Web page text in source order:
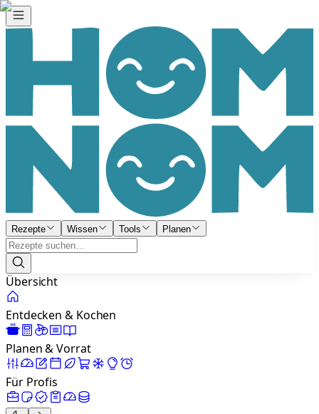
Rezepte Wissen Tools Planen
Übersicht
Entdecken & Kochen
Planen & Vorrat
Für Profis